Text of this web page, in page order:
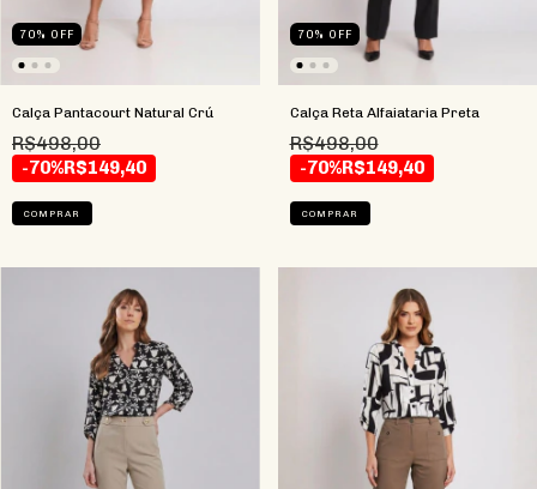
70% OFF
Calça Pantacourt Natural Crú
R$498,00
-70%R$149,40
COMPRAR
70% OFF
Calça Reta Alfaiataria Preta
R$498,00
-70%R$149,40
COMPRAR